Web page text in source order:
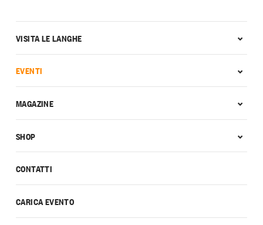
CONTATTI
CARICA EVENTO
VISITA LE LANGHE
EVENTI
MAGAZINE
SHOP